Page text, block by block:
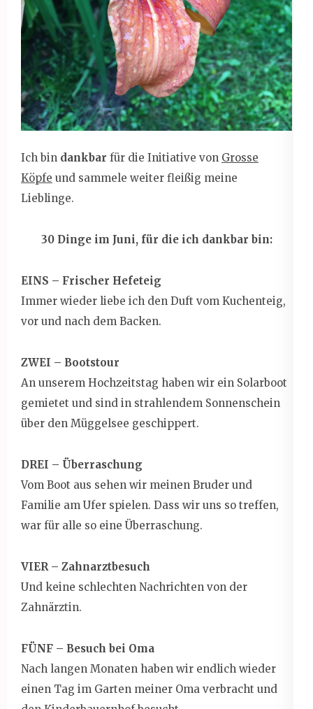
Ich bin dankbar für die Initiative von Grosse
Köpfe und sammele weiter fleißig meine
Lieblinge.
30 Dinge im Juni, für die ich dankbar bin:
EINS – Frischer Hefeteig
Immer wieder liebe ich den Duft vom Kuchenteig,
vor und nach dem Backen.
ZWEI – Bootstour
An unserem Hochzeitstag haben wir ein Solarboot
gemietet und sind in strahlendem Sonnenschein
über den Müggelsee geschippert.
DREI – Überraschung
Vom Boot aus sehen wir meinen Bruder und
Familie am Ufer spielen. Dass wir uns so treffen,
war für alle so eine Überraschung.
VIER – Zahnarztbesuch
Und keine schlechten Nachrichten von der
Zahnärztin.
FÜNF – Besuch bei Oma
Nach langen Monaten haben wir endlich wieder
einen Tag im Garten meiner Oma verbracht und